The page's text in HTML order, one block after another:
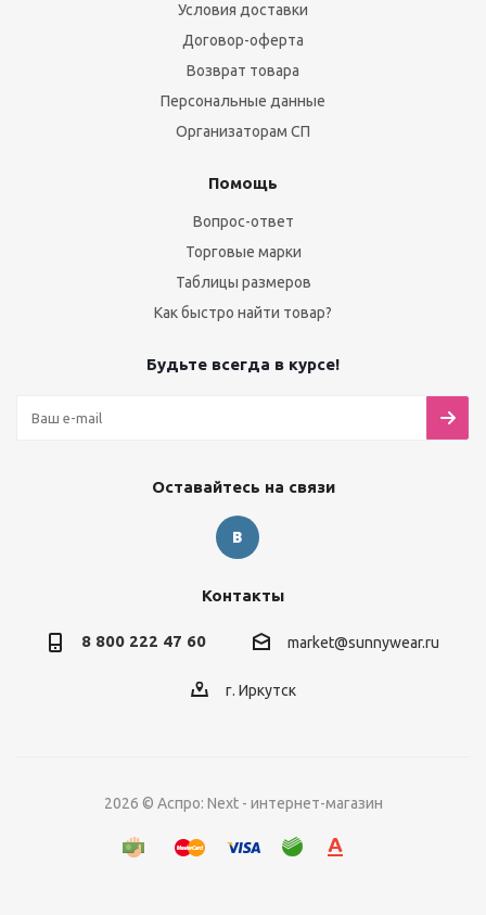
Условия доставки
Договор-оферта
Возврат товара
Персональные данные
Организаторам СП
Помощь
Вопрос-ответ
Торговые марки
Таблицы размеров
Как быстро найти товар?
Будьте всегда в курсе!
Оставайтесь на связи
Контакты
8 800 222 47 60 market@sunnywear.ru
г. Иркутск
2026 © Аспро: Next - интернет-магазин